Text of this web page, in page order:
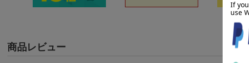
商品レビュー